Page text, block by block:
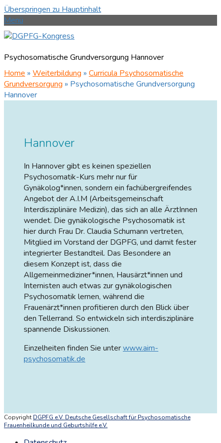
Überspringen zu Hauptinhalt
Menü
Psychosomatische Grundversorgung Hannover
Home » Weiterbildung » Curricula Psychosomatische
Grundversorgung » Psychosomatische Grundversorgung
Hannover
Hannover
In Hannover gibt es keinen speziellen
Psychosomatik-Kurs mehr nur für
Gynäkolog*innen, sondern ein fachübergreifendes
Angebot der A.I.M (Arbeitsgemeinschaft
Interdisziplinäre Medizin), das sich an alle ÄrztInnen
wendet. Die gynäkologische Psychosomatik ist
hier durch Frau Dr. Claudia Schumann vertreten,
Mitglied im Vorstand der DGPFG, und damit fester
integrierter Bestandteil. Das Besondere an
diesem Konzept ist, dass die
Allgemeinmediziner*innen, Hausärzt*innen und
Internisten auch etwas zur gynäkologischen
Psychosomatik lernen, während die
Frauenärzt*innen profitieren durch den Blick über
den Tellerrand. So entwickeln sich interdisziplinäre
spannende Diskussionen.
Einzelheiten finden Sie unterwww.aim-
psychosomatik.de
Copyright DGPFG e.V. Deutsche Gesellschaft für Psychosomatische
Frauenheilkunde und Geburtshilfe e.V.